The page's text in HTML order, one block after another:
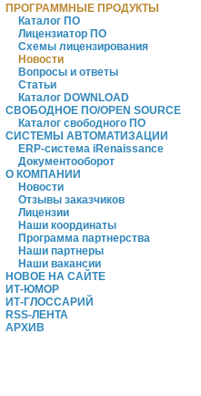
ПРОГРАММНЫЕ ПРОДУКТЫ
Каталог ПО
Лицензиатор ПО
Схемы лицензирования
Новости
Вопросы и ответы
Статьи
Каталог DOWNLOAD
СВОБОДНОЕ ПО/OPEN SOURCE
Каталог свободного ПО
СИСТЕМЫ АВТОМАТИЗАЦИИ
ERP-система iRenaissance
Документооборот
О КОМПАНИИ
Новости
Отзывы заказчиков
Лицензии
Наши координаты
Программа партнерства
Наши партнеры
Наши вакансии
НОВОЕ НА САЙТЕ
ИТ-ЮМОР
ИТ-ГЛОССАРИЙ
RSS-ЛЕНТА
АРХИВ